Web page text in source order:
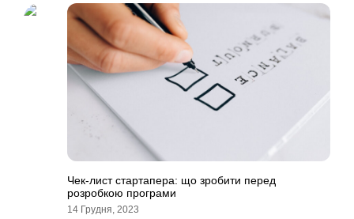
Чек-лист стартапера: що зробити перед
розробкою програми
14 Грудня, 2023